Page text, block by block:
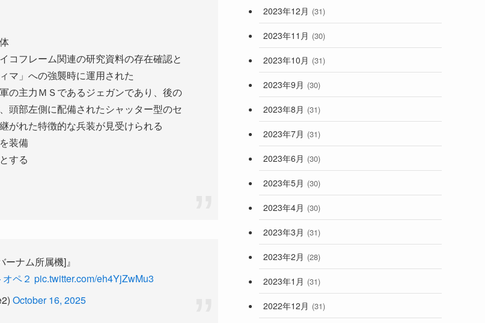
コフレーム関連の研究資料の存在確認と
マ」への強襲時に運用された
の主力ＭＳであるジェガンであり、後の
頭部左側に配備されたシャッター型のセ
がれた特徴的な兵装が見受けられる
装備
する
ナム所属機]』
ペ２ pic.twitter.com/eh4YjZwMu3
October 16, 2025
2023年12月 (31)
2023年11月 (30)
2023年10月 (31)
2023年9月 (30)
2023年8月 (31)
2023年7月 (31)
2023年6月 (30)
2023年5月 (30)
2023年4月 (30)
2023年3月 (31)
2023年2月 (28)
2023年1月 (31)
2022年12月 (31)